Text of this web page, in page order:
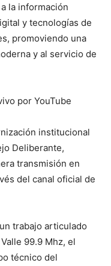
la información
y tecnologías de
promoviendo una
y al servicio de
por YouTube
institucional
Deliberante,
transmisión en
del canal oficial de
trabajo articulado
99.9 Mhz, el
técnico del